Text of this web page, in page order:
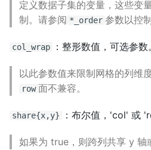
定义数据子集的变量，这些变
制。请参阅 *_order 参数以控
col_wrap ：整形数值，可选参数。
以此参数值来限制网格的列维
row 面不兼容。
share{x,y} ：布尔值，'col' 或
如果为 true，则跨列共享 y 轴